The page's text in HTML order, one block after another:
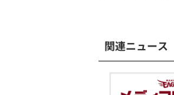
関連ニュース